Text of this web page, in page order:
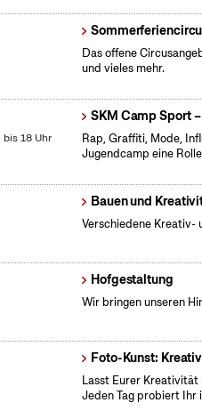
Das offene
und vieles mehr.
18 Uhr
SKM Camp Sport
Rap, Graffiti, Mode,
Jugendcamp eine
Bauen und
Verschiedene Kreativ-
Hofgestaltung
Wir bringen unseren
Foto-Kunst:
Lasst Eurer
Jeden Tag probiert Ihr